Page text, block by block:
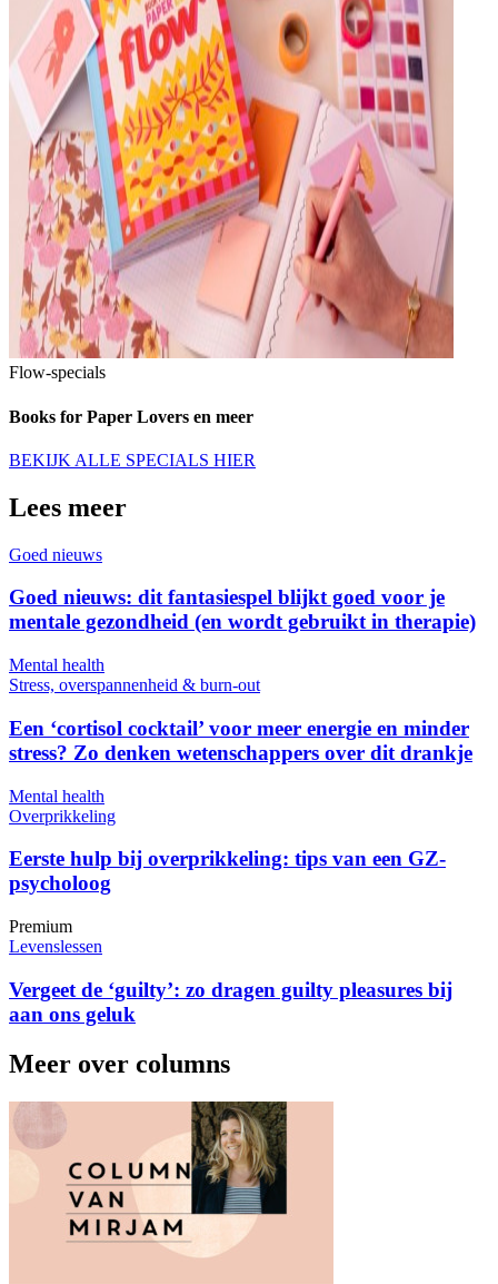
Flow-specials
Books for Paper Lovers en meer
BEKIJK ALLE SPECIALS HIER
Lees meer
Goed nieuws
Goed nieuws: dit fantasiespel blijkt goed voor je
mentale gezondheid (en wordt gebruikt in therapie)
Mental health
Stress, overspannenheid & burn-out
Een ‘cortisol cocktail’ voor meer energie en minder
stress? Zo denken wetenschappers over dit drankje
Mental health
Overprikkeling
Eerste hulp bij overprikkeling: tips van een GZ-
psycholoog
Premium
Levenslessen
Vergeet de ‘guilty’: zo dragen guilty pleasures bij
aan ons geluk
Meer over columns